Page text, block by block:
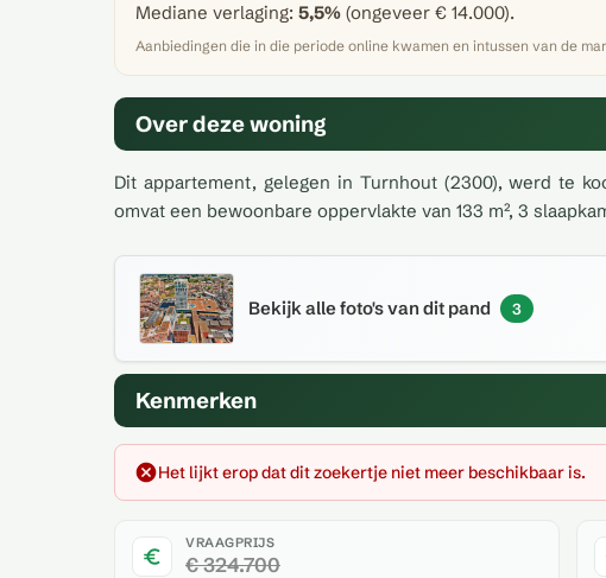
Mediane verlaging: 5,5% (ongeveer € 14.000).
Aanbiedingen die in die periode online kwamen en intussen van de
Over deze woning
Dit appartement, gelegen in Turnhout (2300), werd te
omvat een bewoonbare oppervlakte van 133 m², 3
Bekijk alle foto's van dit pand 3
Kenmerken
Het lijkt erop dat dit zoekertje niet meer beschikbaar is.
VRAAGPRIJS
€ 324.700